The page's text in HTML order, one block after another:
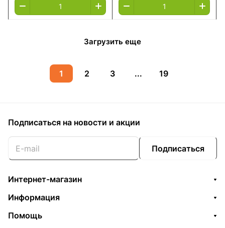
Загрузить еще
1 2 3 ... 19
Подписаться на новости и акции
Подписаться
Интернет-магазин
Информация
Помощь